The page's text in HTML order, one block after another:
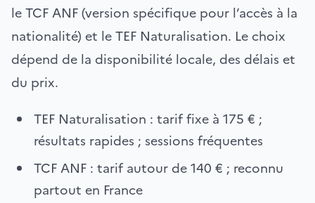
le TCF ANF (version spécifique pour l’accès à la
nationalité) et le TEF Naturalisation. Le choix
dépend de la disponibilité locale, des délais et
du prix.
TEF Naturalisation : tarif fixe à 175 € ;
résultats rapides ; sessions fréquentes
TCF ANF : tarif autour de 140 € ; reconnu
partout en France